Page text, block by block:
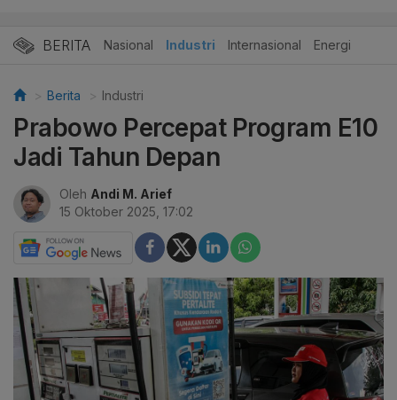
BERITA Nasional Industri Internasional Energi
Berita Industri
Prabowo Percepat Program E10
Jadi Tahun Depan
Oleh Andi M. Arief
15 Oktober 2025, 17:02